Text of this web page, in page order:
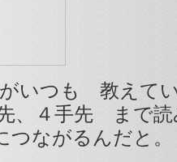
いつも 教えて
４手先 まで読
つながるんだと。